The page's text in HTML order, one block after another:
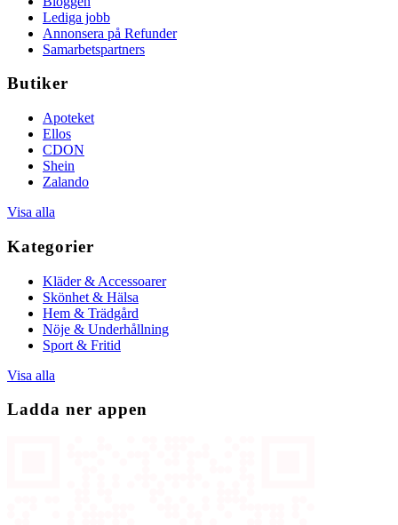
Lediga jobb
Annonsera på Refunder
Samarbetspartners
Butiker
Apoteket
Ellos
CDON
Shein
Zalando
Visa alla
Kategorier
Kläder & Accessoarer
Skönhet & Hälsa
Hem & Trädgård
Nöje & Underhållning
Sport & Fritid
Visa alla
Ladda ner appen